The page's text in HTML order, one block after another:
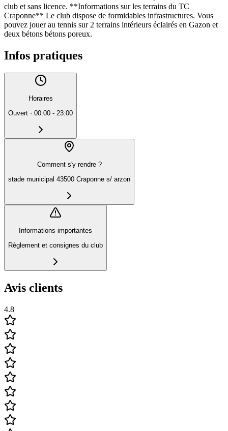
club et sans licence. **Informations sur les terrains du TC
Craponne** Le club dispose de formidables infrastructures. Vous
pouvez jouer au tennis sur 2 terrains intérieurs éclairés en Gazon et
deux bétons bétons poreux.
Infos pratiques
Horaires
Ouvert · 00:00 - 23:00
Comment s'y rendre ?
stade municipal 43500 Craponne s/ arzon
Informations importantes
Règlement et consignes du club
Avis clients
4.8